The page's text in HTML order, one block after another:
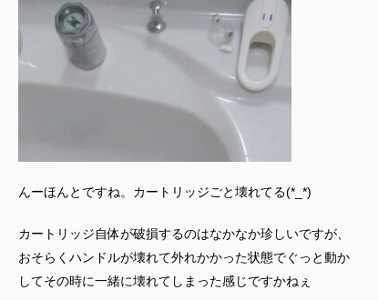
んーほんとですね。カートリッジごと壊れてる(*_*)
カートリッジ自体が破損するのはなかなか珍しいですが、
おそらくハンドルが壊れて外れかかった状態でぐっと動か
してその時に一緒に壊れてしまった感じですかねぇ